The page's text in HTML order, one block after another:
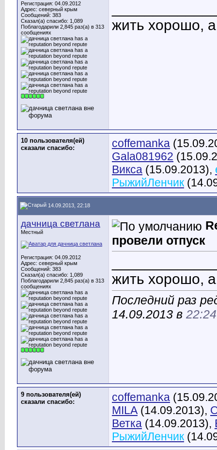
Регистрация: 04.09.2012
Адрес: северный крым
Сообщений: 383
Сказал(а) спасибо: 1,089
Поблагодарили 2,845 раз(а) в 313
сообщениях
жить хорошо,
10 пользователя(ей)
сказали cпасибо:
coffemanka
Gala081962
Викса (15.09.2013),
РыжийЛенчик
14.09.2013, 22:18
дачница светлана
Местный
Регистрация: 04.09.2012
Адрес: северный крым
Сообщений: 383
Сказал(а) спасибо: 1,089
Поблагодарили 2,845 раз(а) в 313
сообщениях
провели отпуск
жить хорошо,
Последний раз
14.09.2013 в 22:24
9 пользователя(ей)
сказали cпасибо:
coffemanka
MILA (14.09.2013),
Ветка (14.09.2013),
РыжийЛенчик